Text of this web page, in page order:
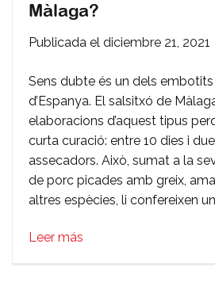
Màlaga?
Publicada el diciembre 21, 2021
Sens dubte és un dels
d’Espanya. El salsitxó de
elaboracions d’aquest tipus
curta curació: entre 10 dies i
assecadors. Això, sumat a la
de porc picades amb greix,
altres espècies, li confereixen
Leer más